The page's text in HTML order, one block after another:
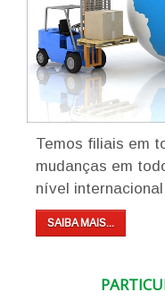
Temos filiais em
mudanças em
nível
SAIBA MAIS...